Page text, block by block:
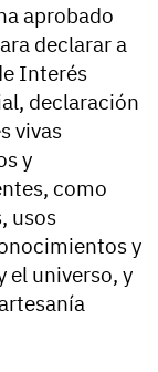
aprobado
declarar a
Interés
declaración
vivas
y
como
usos
y
el universo, y